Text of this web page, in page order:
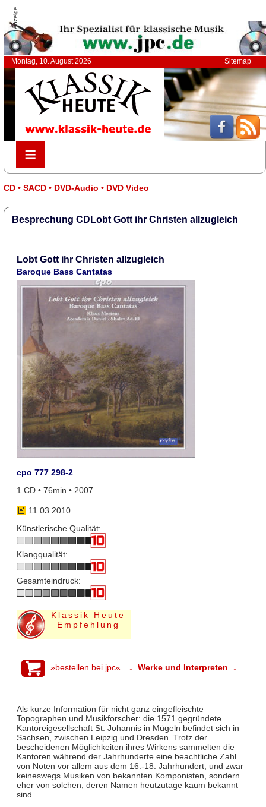
Anzeige
Montag, 10. August 2026 Sitemap
≡
≡
CD • SACD • DVD-Audio • DVD Video
Besprechung CDLobt Gott ihr Christen allzugleich
Lobt Gott ihr Christen allzugleich
Baroque Bass Cantatas
cpo 777 298-2
1 CD • 76min • 2007
11.03.2010
Künstlerische Qualität:
Klangqualität:
Gesamteindruck:
Klassik Heute
Empfehlung
»bestellen bei jpc« ↓ Werke und Interpreten ↓
Als kurze Information für nicht ganz eingefleischte
Topographen und Musikforscher: die 1571 gegründete
Kantoreigesellschaft St. Johannis in Mügeln befindet sich in
Sachsen, zwischen Leipzig und Dresden. Trotz der
bescheidenen Möglichkeiten ihres Wirkens sammelten die
Kantoren während der Jahrhunderte eine beachtliche Zahl
von Noten vor allem aus dem 16.-18. Jahrhundert, und zwar
keineswegs Musiken von bekannten Komponisten, sondern
eher von solchen, deren Namen heutzutage kaum bekannt
sind.